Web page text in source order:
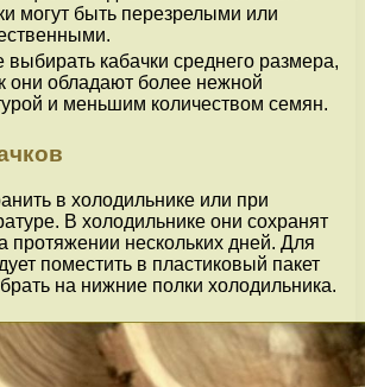
могут быть перезрелыми или
кабачки среднего размера,
они обладают более нежной
и меньшим количеством семян.
в холодильнике или при
В холодильнике они сохранят
протяжении нескольких дней. Для
поместить в пластиковый пакет
на нижние полки холодильника.